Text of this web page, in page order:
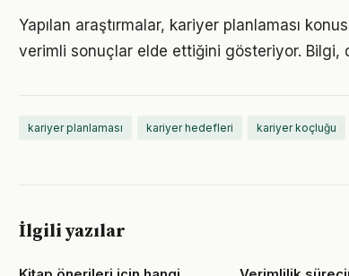
Yapılan araştırmalar, kariyer planlaması
verimli sonuçlar elde ettiğini gösteriyor. Bilgi,
kariyer planlaması kariyer hedefleri kariyer koçluğu
İlgili yazılar